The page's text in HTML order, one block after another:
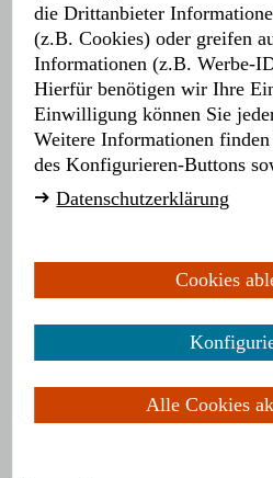
Bundesverband Freie
Darstellende Künste e.V.
Dudenstraße 10
10965 Berlin
030. 51 56 52 5 40
030. 51 56 52 5 56
post@darstellende-kuenste.de
Hauptnavigation
Aktuelles
Campus
Toolkit
die Drittanbieter
(z.B. Cookies) oder greifen
Informationen (z.B. Werbe-
Hierfür benötigen wir Ihre
Einwilligung können Sie
Weitere Informationen
des Konfigurieren-Buttons
Datenschutzerklärung
Cookies
Alle Cookies